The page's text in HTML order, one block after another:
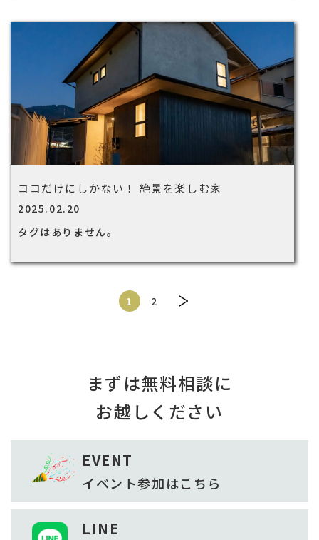
ココだけにしかない！ 絶景を楽しむ家
2025.02.20
タグはありません。
1 2
まずは無料相談に
お越しください
EVENT
イベント参加はこちら
LINE